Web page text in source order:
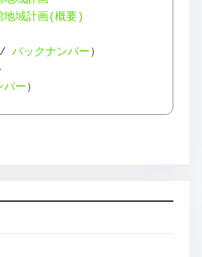
地域計画(概要)
/ バックナンバー）
バー）